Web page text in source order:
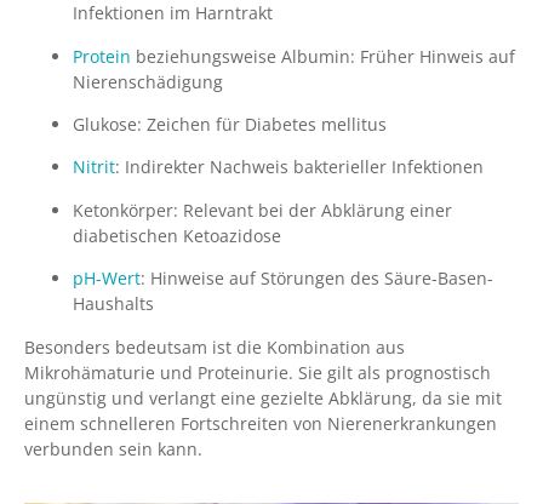
Infektionen im Harntrakt
Protein beziehungsweise Albumin: Früher Hinweis auf
Nierenschädigung
Glukose: Zeichen für Diabetes mellitus
Nitrit: Indirekter Nachweis bakterieller Infektionen
Ketonkörper: Relevant bei der Abklärung einer
diabetischen Ketoazidose
pH-Wert: Hinweise auf Störungen des Säure-Basen-
Haushalts
Besonders bedeutsam ist die Kombination aus
Mikrohämaturie und Proteinurie. Sie gilt als prognostisch
ungünstig und verlangt eine gezielte Abklärung, da sie mit
einem schnelleren Fortschreiten von Nierenerkrankungen
verbunden sein kann.